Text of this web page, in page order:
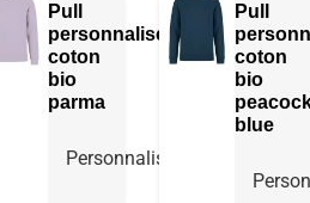
Pull
personnalisé
coton
bio
parma
Personnaliser
Pull
coton
bio
blue